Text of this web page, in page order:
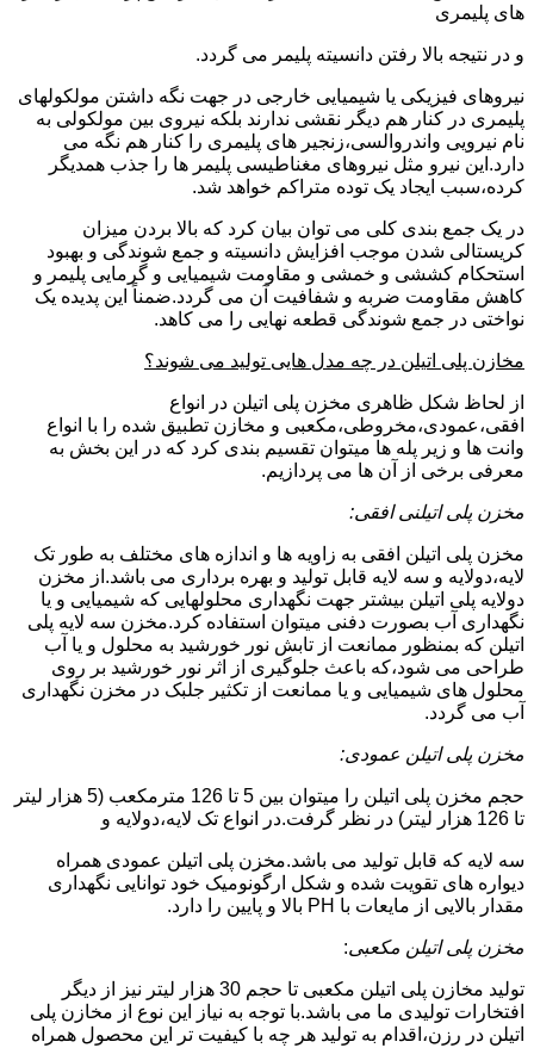
های پلیمری
و در نتیجه بالا رفتن دانسیته پلیمر می گردد.
نیروهای فیزیکی یا شیمیایی خارجی در جهت نگه داشتن مولکولهای
پلیمری در کنار هم دیگر نقشی ندارند بلکه نیروی بین مولکولی به
نام نیرویی واندروالسی،زنجیر های پلیمری را کنار هم نگه می
دارد.این نیرو مثل نیروهای مغناطیسی پلیمر ها را جذب همدیگر
کرده،سبب ایجاد یک توده متراکم خواهد شد.
در یک جمع بندی کلی می توان بیان کرد که بالا بردن میزان
کریستالی شدن موجب افزایش دانسیته و جمع شوندگی و بهبود
استحکام کششی و خمشی و مقاومت شیمیایی و گرمایی پلیمر و
کاهش مقاومت ضربه و شفافیت آن می گردد.ضمناً این پدیده یک
نواختی در جمع شوندگی قطعه نهایی را می کاهد.
مخازن پلی اتیلن در چه مدل هایی تولید می شوند؟
از لحاظ شکل ظاهری مخزن پلی اتیلن در انواع
افقی،عمودی،مخروطی،مکعبی و مخازن تطبیق شده را با انواع
وانت ها و زیر پله ها میتوان تقسیم بندی کرد که در این بخش به
معرفی برخی از آن ها می پردازیم.
مخزن پلی اتیلنی افقی:
مخزن پلی اتیلن افقی به زاویه ها و اندازه های مختلف به طور تک
لایه،دولایه و سه لایه قابل تولید و بهره برداری می باشد.از مخزن
دولایه پلی اتیلن بیشتر جهت نگهداری محلولهایی که شیمیایی و یا
نگهداری آب بصورت دفنی میتوان استفاده کرد.مخزن سه لایه پلی
اتیلن که بمنظور ممانعت از تابش نور خورشید به محلول و یا آب
طراحی می شود،که باعث جلوگیری از اثر نور خورشید بر روی
محلول های شیمیایی و یا ممانعت از تکثیر جلبک در مخزن نگهداری
آب می گردد.
مخزن پلی اتیلن عمودی:
حجم مخزن پلی اتیلن را میتوان بین 5 تا 126 مترمکعب (5 هزار لیتر
تا 126 هزار لیتر) در نظر گرفت.در انواع تک لایه،دولایه و
سه لایه که قابل تولید می باشد.مخزن پلی اتیلن عمودی همراه
دیواره های تقویت شده و شکل ارگونومیک خود توانایی نگهداری
مقدار بالایی از مایعات با PH بالا و پایین را دارد.
مخزن پلی اتیلن مکعبی:
تولید مخازن پلی اتیلن مکعبی تا حجم 30 هزار لیتر نیز از دیگر
افتخارات تولیدی ما می باشد.با توجه به نیاز این نوع از مخازن پلی
اتیلن در رزن،اقدام به تولید هر چه با کیفیت تر این محصول همراه